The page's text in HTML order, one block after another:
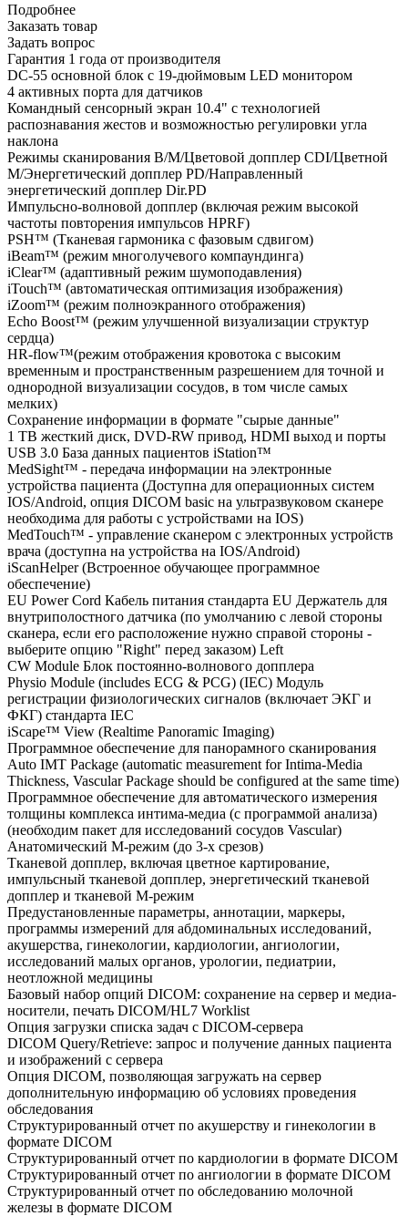
Подробнее
Заказать товар
Задать вопрос
Гарантия 1 года от производителя
DC-55 основной блок с 19-дюймовым LED монитором
4 активных порта для датчиков
Командный сенсорный экран 10.4" с технологией
распознавания жестов и возможностью регулировки угла
наклона
Режимы сканирования B/M/Цветовой допплер CDI/Цветной
M/Энергетический допплер PD/Направленный
энергетический допплер Dir.PD
Импульсно-волновой допплер (включая режим высокой
частоты повторения импульсов HPRF)
PSH™ (Тканевая гармоника с фазовым сдвигом)
iBeam™ (режим многолучевого компаундинга)
iClear™ (адаптивный режим шумоподавления)
iTouch™ (автоматическая оптимизация изображения)
iZoom™ (режим полноэкранного отображения)
Echo Boost™ (режим улучшенной визуализации структур
сердца)
HR-flow™(режим отображения кровотока с высоким
временным и пространственным разрешением для точной и
однородной визуализации сосудов, в том числе самых
мелких)
Сохранение информации в формате "сырые данные"
1 TB жесткий диск, DVD-RW привод, HDMI выход и порты
USB 3.0 База данных пациентов iStation™
MedSight™ - передача информации на электронные
устройства пациента (Доступна для операционных систем
IOS/Android, опция DICOM basic на ультразвуковом сканере
необходима для работы с устройствами на IOS)
MedTouch™ - управление сканером с электронных устройств
врача (доступна на устройства на IOS/Android)
iScanHelper (Встроенное обучающее программное
обеспечение)
EU Power Cord Кабель питания стандарта EU Держатель для
внутриполостного датчика (по умолчанию с левой стороны
сканера, если его расположение нужно справой стороны -
выберите опцию "Right" перед заказом) Left
CW Module Блок постоянно-волнового допплера
Physio Module (includes ECG & PCG) (IEC) Модуль
регистрации физиологических сигналов (включает ЭКГ и
ФКГ) стандарта IEC
iScape™ View (Realtime Panoramic Imaging)
Программное обеспечение для панорамного сканирования
Auto IMT Package (automatic measurement for Intima-Media
Thickness, Vascular Package should be configured at the same time)
Программное обеспечение для автоматического измерения
толщины комплекса интима-медиа (с программой анализа)
(необходим пакет для исследований сосудов Vascular)
Анатомический М-режим (до 3-х срезов)
Тканевой допплер, включая цветное картирование,
импульсный тканевой допплер, энергетический тканевой
допплер и тканевой М-режим
Предустановленные параметры, аннотации, маркеры,
программы измерений для абдоминальных исследований,
акушерства, гинекологии, кардиологии, ангиологии,
исследований малых органов, урологии, педиатрии,
неотложной медицины
Базовый набор опций DICOM: сохранение на сервер и медиа-
носители, печать DICOM/HL7 Worklist
Опция загрузки списка задач с DICOM-сервера
DICOM Query/Retrieve: запрос и получение данных пациента
и изображений с сервера
Опция DICOM, позволяющая загружать на сервер
дополнительную информацию об условиях проведения
обследования
Структурированный отчет по акушерству и гинекологии в
формате DICOM
Структурированный отчет по кардиологии в формате DICOM
Структурированный отчет по ангиологии в формате DICOM
Структурированный отчет по обследованию молочной
железы в формате DICOM